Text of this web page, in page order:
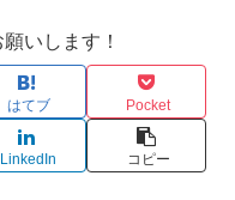
いします！
はてブ Pocket
LinkedIn コピー